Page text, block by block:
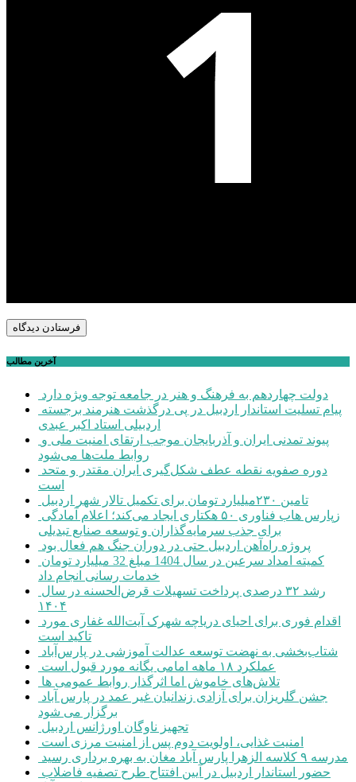
آخرین مطالب
دولت چهاردهم به فرهنگ و هنر در جامعه توجه ویژه دارد
اردبیلی استاد اکبر عبدی
روابط ملت‌ها می‌شود
است
تامین ۲۳۰میلیارد تومان برای تکمیل تالار شهر اردبیل
برای جذب سرمایه‌گذاران و توسعه صنایع تبدیلی
پروژه راه‌آهن اردبیل حتی در دوران جنگ هم فعال بود
خدمات رسانی انجام داد
۱۴۰۴
تاکید است
شتاب‌بخشی به نهضت توسعه عدالت آموزشی در پارس‌آباد
عملکرد ۱۸ ماهه امامی یگانه مورد قبول است
تلاش‌های خاموش اما اثرگذار روابط عمومی ها
برگزار می شود
تجهیز ناوگان اورژانس اردبیل
امنیت غذایی، اولویت دوم پس از امنیت مرزی است
مدرسه ۹ کلاسه الزهرا پارس آباد مغان به بهره برداری رسید